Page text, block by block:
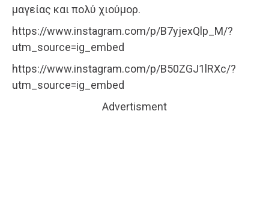
μαγείας και πολύ χιούμορ.
https://www.instagram.com/p/B7yjexQlp_M/?
utm_source=ig_embed
https://www.instagram.com/p/B50ZGJ1lRXc/?
utm_source=ig_embed
Advertisment